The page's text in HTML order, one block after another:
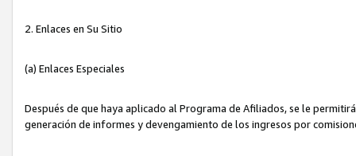
2. Enlaces en Su Sitio
(a) Enlaces Especiales
Después de que haya aplicado al Programa de Afiliados, se le
generación de informes y devengamiento de los ingresos por